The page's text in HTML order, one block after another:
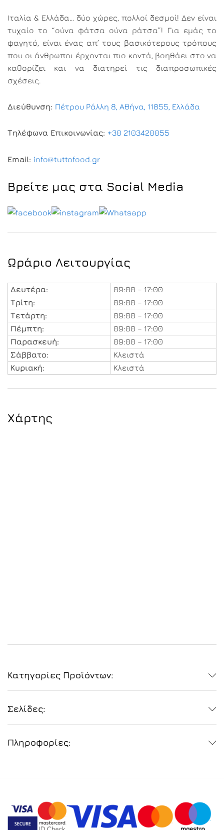
Ιταλία & Ελλάδα… δύο χώρες, πολλοί δεσμοί! Δεν είναι
τυχαίο το “ούνα φάτσα ούνα ράτσα”! Για εμάς το
φαγητό, είναι ένας απ’ τους βασικότερους τρόπους
που οι άνθρωποι έρχονται πιο κοντά, βοηθάει στο να
καθορίζει και να διατηρεί τις διαπροσωπικές
σχέσεις.
Διεύθυνση: Πέτρου Ράλλη 8, Αθήνα, 11855, Ελλάδα
Τηλέφωνα Επικοινωνίας: +30 2103420055
Email: info@tuttofood.gr
Βρείτε μας στα Social Media
Ωράριο Λειτουργίας
Δευτέρα:
09:00 – 17:00
Τρίτη:
09:00 – 17:00
Τετάρτη:
09:00 – 17:00
Πέμπτη:
09:00 – 17:00
Παρασκευή:
09:00 – 17:00
Σάββατο:
Κλειστά
Κυριακή:
Κλειστά
Χάρτης
Κατηγορίες Προϊόντων:
Σελίδες:
Πληροφορίες: